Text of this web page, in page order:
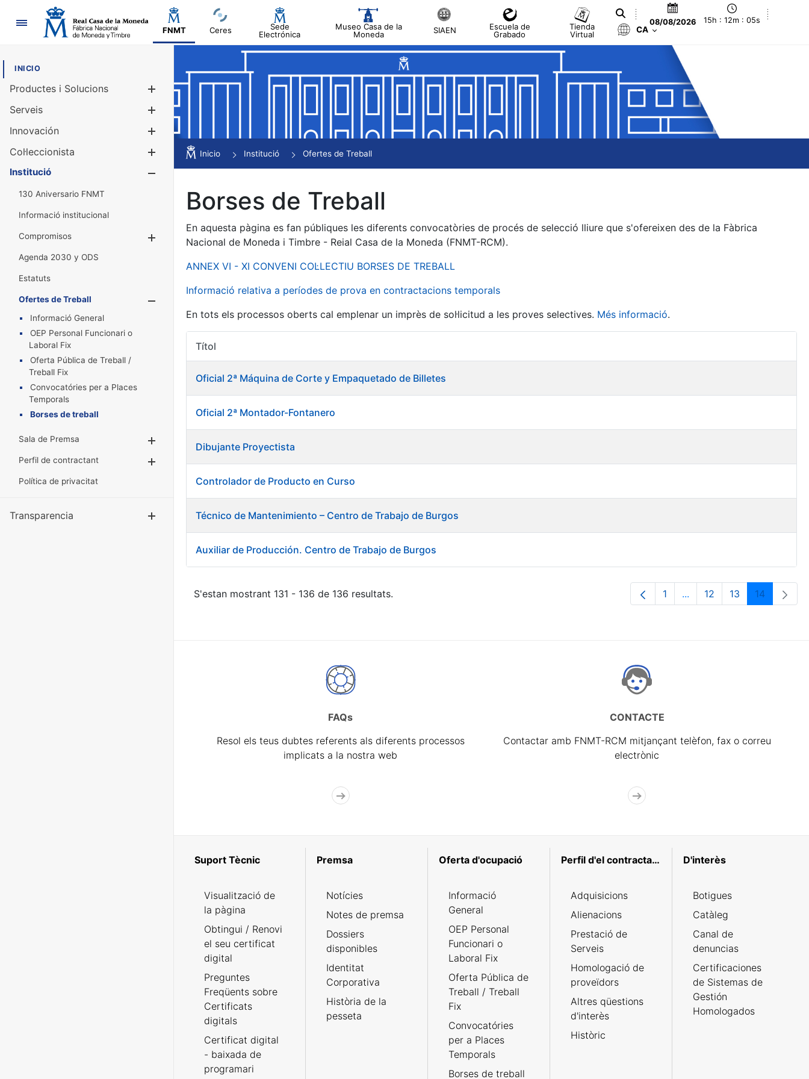
Navegació
FNMT Ceres
Sede
Electrónica
Museo Casa de la
Moneda
SIAEN
Escuela de
Grabado
Tienda
Virtual
08/08/2026 15h : 12m : 05s
CA
INICIO
Productes i Solucions
Mostra/Amaga
Serveis
Innovación
Col·leccionista
Mostra/Amaga
Institució
130 Aniversario FNMT
Informació institucional
Compromisos
Mostra/Amaga
Agenda 2030 y ODS
Estatuts
Ofertes de Treball
Informació General
OEP Personal Funcionari o
Laboral Fix
Oferta Pública de Treball /
Treball Fix
Convocatóries per a Places
Temporals
Borses de treball
Sala de Premsa
Perfil de contractant
Política de privacitat
Transparencia Mostra/Amaga
Inicio Institució Ofertes de Treball
Borses de Treball
En aquesta pàgina es fan públiques les diferents convocatòries de procés de selecció lliure que s'ofereixen des de la Fàbrica
Nacional de Moneda i Timbre - Reial Casa de la Moneda (FNMT-RCM).
ANNEX VI - XI CONVENI COL·LECTIU BORSES DE TREBALL
Informació relativa a períodes de prova en contractacions temporals
En tots els processos oberts cal emplenar un imprès de sol·licitud a les proves selectives. Més informació.
Títol
Accions
Oficial 2ª Máquina de Corte y Empaquetado de Billetes
Oficial 2ª Montador-Fontanero
Dibujante Proyectista
Controlador de Producto en Curso
Técnico de Mantenimiento – Centro de Trabajo de Burgos
Auxiliar de Producción. Centro de Trabajo de Burgos
S'estan mostrant 131 - 136 de 136 resultats. Pàgina
1 ...Pàgines intermèdies
Pàgina
12 Pàgina
13 Pàgina
14
FAQs
Resol els teus dubtes referents als diferents processos
implicats a la nostra web
CONTACTE
Contactar amb FNMT-RCM mitjançant telèfon, fax o correu
electrònic
Suport Tècnic
Visualització de
la pàgina
Obtingui / Renovi
el seu certificat
digital
Preguntes
Freqüents sobre
Certificats
digitals
Certificat digital
- baixada de
programari
Premsa
Notícies
Notes de premsa
Dossiers
disponibles
Identitat
Corporativa
Història de la
pesseta
Oferta d'ocupació
Informació
General
OEP Personal
Funcionari o
Laboral Fix
Oferta Pública de
Treball / Treball
Fix
Convocatóries
per a Places
Temporals
Borses de treball
Perfil d'el contractant
Adquisicions
Alienacions
Prestació de
Serveis
Homologació de
proveïdors
Altres qüestions
d'interès
Històric
D'interès
Botigues
Catàleg
Canal de
denuncias
Certificaciones
de Sistemas de
Gestión
Homologados